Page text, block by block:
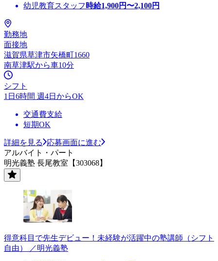
幼児教育スタッフ 時給1,900円〜2,100円
勤務地
面接地
滋賀県草津市矢橋町1660
南草津駅から車10分
シフト
1日6時間 週4日からOK
交通費支給
短期OK
詳細を見る
応募画面に進む
アルバイト・パート
明光義塾 長尾教室【303068】
得意科目で先生デビュー！未経験が活躍中の塾講師（シフト
自由） ／明光義塾